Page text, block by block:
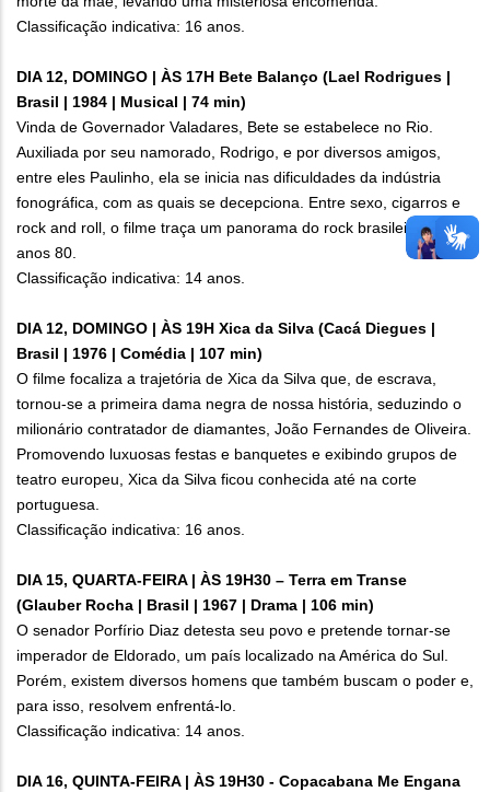
Classificação indicativa: 16 anos.
DIA 12, DOMINGO | ÀS 17H Bete Balanço (Lael Rodrigues |
Brasil | 1984 | Musical | 74 min)
Vinda de Governador Valadares, Bete se estabelece no Rio.
Auxiliada por seu namorado, Rodrigo, e por diversos amigos,
entre eles Paulinho, ela se inicia nas dificuldades da indústria
fonográfica, com as quais se decepciona. Entre sexo, cigarros e
rock and roll, o filme traça um panorama do rock brasileiro dos
anos 80.
Classificação indicativa: 14 anos.
DIA 12, DOMINGO | ÀS 19H Xica da Silva (Cacá Diegues |
Brasil | 1976 | Comédia | 107 min)
O filme focaliza a trajetória de Xica da Silva que, de escrava,
tornou-se a primeira dama negra de nossa história, seduzindo o
milionário contratador de diamantes, João Fernandes de Oliveira.
Promovendo luxuosas festas e banquetes e exibindo grupos de
teatro europeu, Xica da Silva ficou conhecida até na corte
portuguesa.
Classificação indicativa: 16 anos.
DIA 15, QUARTA-FEIRA | ÀS 19H30 – Terra em Transe
(Glauber Rocha | Brasil | 1967 | Drama | 106 min)
O senador Porfírio Diaz detesta seu povo e pretende tornar-se
imperador de Eldorado, um país localizado na América do Sul.
Porém, existem diversos homens que também buscam o poder e,
para isso, resolvem enfrentá-lo.
Classificação indicativa: 14 anos.
DIA 16, QUINTA-FEIRA | ÀS 19H30 - Copacabana Me Engana